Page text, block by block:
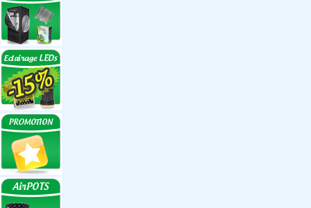
CoolTube
Accessoires
Eclairages LEDs
Eclairages ECO
Kits ECO
Ampoules ECO
Réflecteurs ECO
Réflecteurs
Accessoires